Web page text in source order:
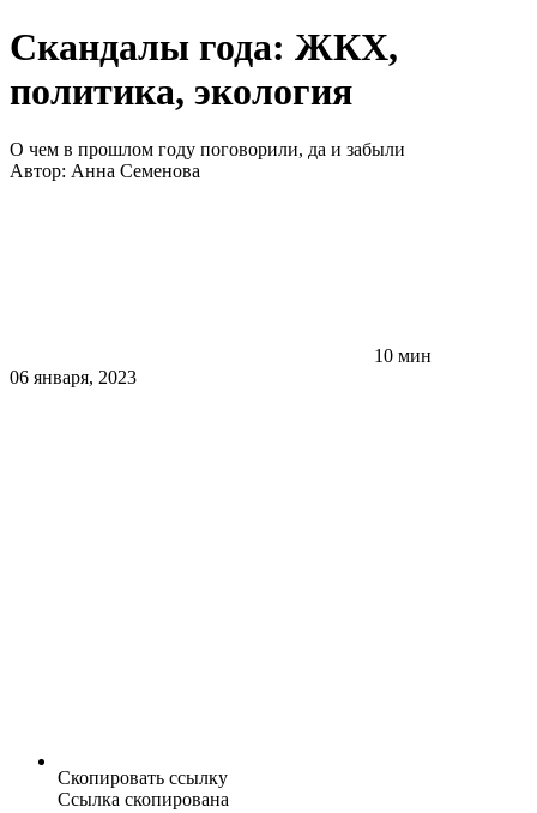
Скандалы года: ЖКХ,
политика, экология
О чем в прошлом году поговорили, да и забыли
Автор: Анна Семенова
10 мин
06 января, 2023
Скопировать ссылку
Ссылка скопирована